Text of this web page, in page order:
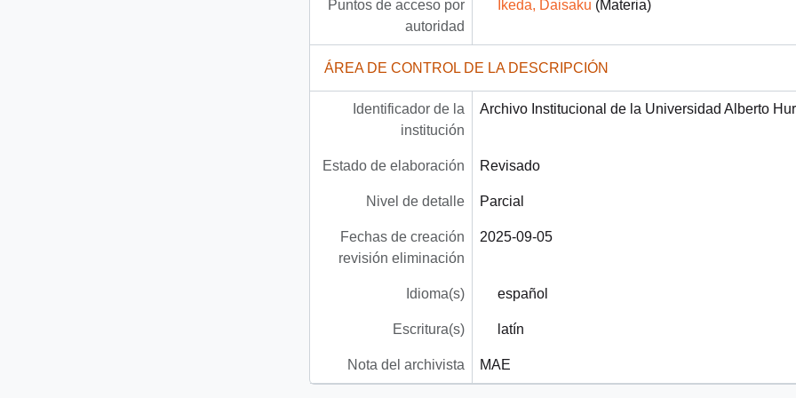
Puntos de acceso por
autoridad
Ikeda, Daisaku (Materia)
ÁREA DE CONTROL DE LA DESCRIPCIÓN
Identificador de la
institución
Archivo Institucional de la Universidad Alberto
Estado de elaboración Revisado
Nivel de detalle Parcial
Fechas de creación
revisión eliminación
2025-09-05
Idioma(s) español
Escritura(s) latín
Nota del archivista MAE